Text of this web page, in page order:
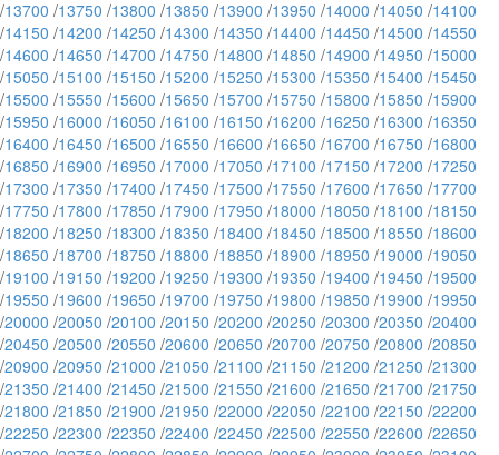
/13700 /13750 /13800 /13850 /13900 /13950 /14000 /14050 /14100
/14150 /14200 /14250 /14300 /14350 /14400 /14450 /14500 /14550
/14600 /14650 /14700 /14750 /14800 /14850 /14900 /14950 /15000
/15050 /15100 /15150 /15200 /15250 /15300 /15350 /15400 /15450
/15500 /15550 /15600 /15650 /15700 /15750 /15800 /15850 /15900
/15950 /16000 /16050 /16100 /16150 /16200 /16250 /16300 /16350
/16400 /16450 /16500 /16550 /16600 /16650 /16700 /16750 /16800
/16850 /16900 /16950 /17000 /17050 /17100 /17150 /17200 /17250
/17300 /17350 /17400 /17450 /17500 /17550 /17600 /17650 /17700
/17750 /17800 /17850 /17900 /17950 /18000 /18050 /18100 /18150
/18200 /18250 /18300 /18350 /18400 /18450 /18500 /18550 /18600
/18650 /18700 /18750 /18800 /18850 /18900 /18950 /19000 /19050
/19100 /19150 /19200 /19250 /19300 /19350 /19400 /19450 /19500
/19550 /19600 /19650 /19700 /19750 /19800 /19850 /19900 /19950
/20000 /20050 /20100 /20150 /20200 /20250 /20300 /20350 /20400
/20450 /20500 /20550 /20600 /20650 /20700 /20750 /20800 /20850
/20900 /20950 /21000 /21050 /21100 /21150 /21200 /21250 /21300
/21350 /21400 /21450 /21500 /21550 /21600 /21650 /21700 /21750
/21800 /21850 /21900 /21950 /22000 /22050 /22100 /22150 /22200
/22250 /22300 /22350 /22400 /22450 /22500 /22550 /22600 /22650